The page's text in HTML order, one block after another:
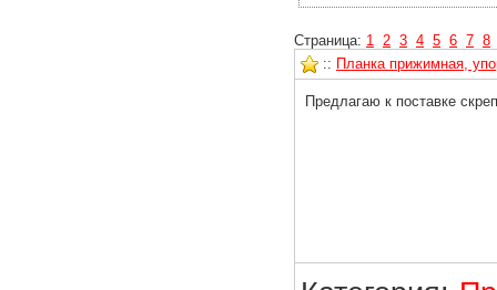
Страница: 1 2 3 4 5 6 7 8
:: Планка прижимная,
Предлагаю к поставке